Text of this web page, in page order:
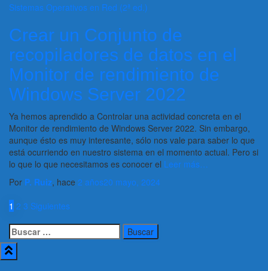
Sistemas Operativos en Red (2ª ed.)
Crear un Conjunto de
recopiladores de datos en el
Monitor de rendimiento de
Windows Server 2022
Ya hemos aprendido a Controlar una actividad concreta en el
Monitor de rendimiento de Windows Server 2022. Sin embargo,
aunque ésto es muy interesante, sólo nos vale para saber lo que
está ocurriendo en nuestro sistema en el momento actual. Pero si
lo que lo que necesitamos es conocer el Leer más…
Por P. Ruiz, hace 2 años20 mayo, 2024
Paginación
de
entradas
1 2 3 Siguientes
Buscar: